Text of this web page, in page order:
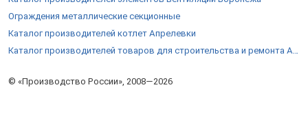
© «Производство России», 2008—2026
Ограждения металлические секционные
Каталог производителей котлет Апрелевки
Каталог производителей товаров для строительства и ремонта Алушты